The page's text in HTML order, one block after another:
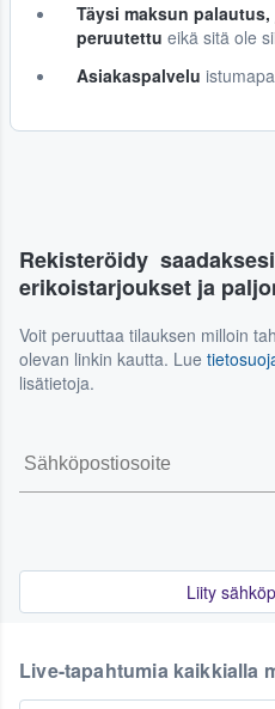
Täysi maksun
peruutettu eikä sitä ole
Asiakaspalvelu
Rekisteröidy
erikoistarjoukset ja
Voit peruuttaa tilauksen milloin
olevan linkin kautta. Lue
lisätietoja.
Liity
Live-tapahtumia kaikkialla